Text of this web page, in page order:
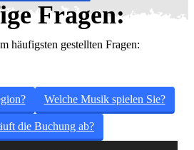
Fragen:
häufigsten gestellten Fragen:
Welche Musik spielen Sie?
die Buchung ab?